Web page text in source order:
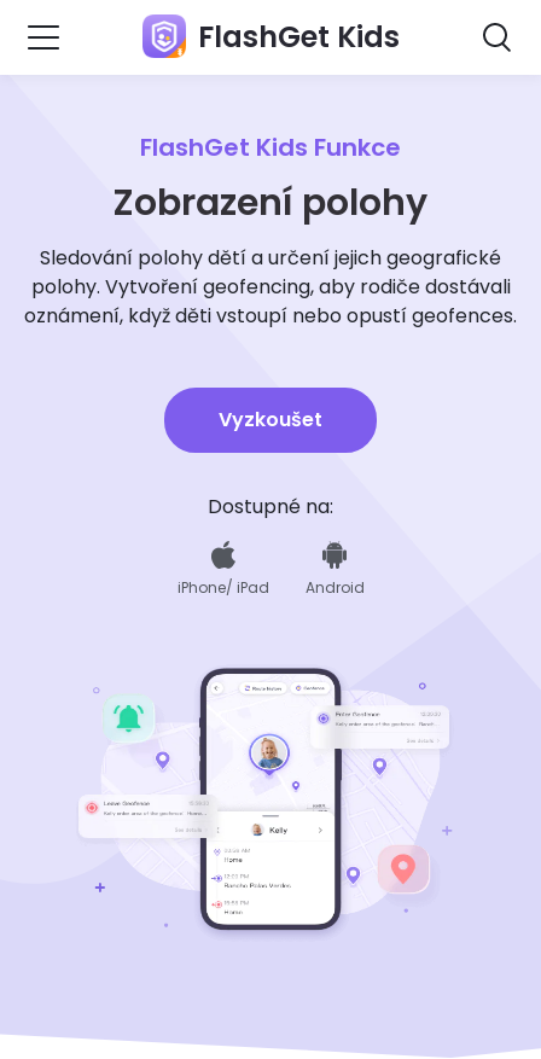
FlashGet Kids
FlashGet Kids Funkce
Zobrazení polohy
Sledování polohy dětí a určení jejich geografické
polohy. Vytvoření geofencing, aby rodiče dostávali
oznámení, když děti vstoupí nebo opustí geofences.
Vyzkoušet
Dostupné na:
iPhone/ iPad Android